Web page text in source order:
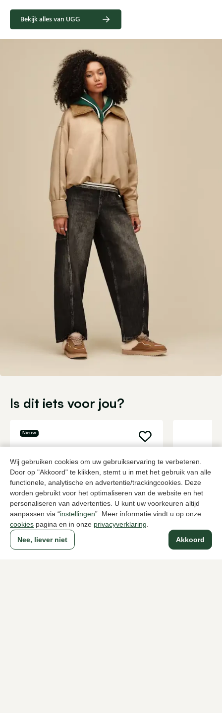
Wij gebruiken cookies om uw gebruikservaring te verbeteren.
Door op "Akkoord" te klikken, stemt u in met het gebruik van alle
functionele, analytische en advertentie/trackingcookies. Deze
worden gebruikt voor het optimaliseren van de website en het
personaliseren van advertenties. U kunt uw voorkeuren altijd
aanpassen via “instellingen”. Meer informatie vindt u op onze
cookies pagina en in onze privacyverklaring
Akkoord
Nee, liever niet
Bekijk alles van UGG
Is dit iets voor jou?
Nieuw
Birkenstock
Blauwe pantoffels heren
Rohde
Bruine